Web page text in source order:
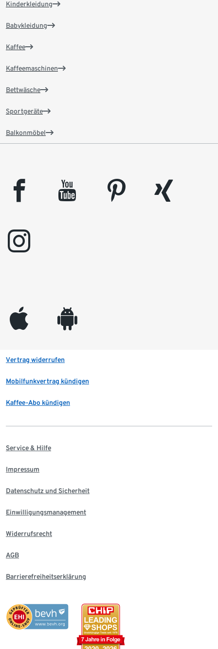
Kinderkleidung
Babykleidung
Kaffee
Kaffeemaschinen
Bettwäsche
Sportgeräte
Balkonmöbel
facebook youtube pinterest
xing
instagram
appleinc android
Vertrag widerrufen
Mobilfunkvertrag kündigen
Kaffee-Abo kündigen
Service & Hilfe
Impressum
Datenschutz und Sicherheit
Einwilligungsmanagement
Widerrufsrecht
AGB
Barrierefreiheitserklärung